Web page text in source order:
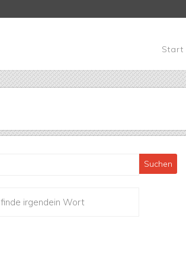
Start
Suchbegriffe
finde irgendein Wort